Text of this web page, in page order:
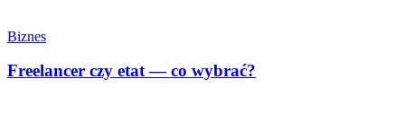
Biznes
Freelancer czy etat — co wybrać?